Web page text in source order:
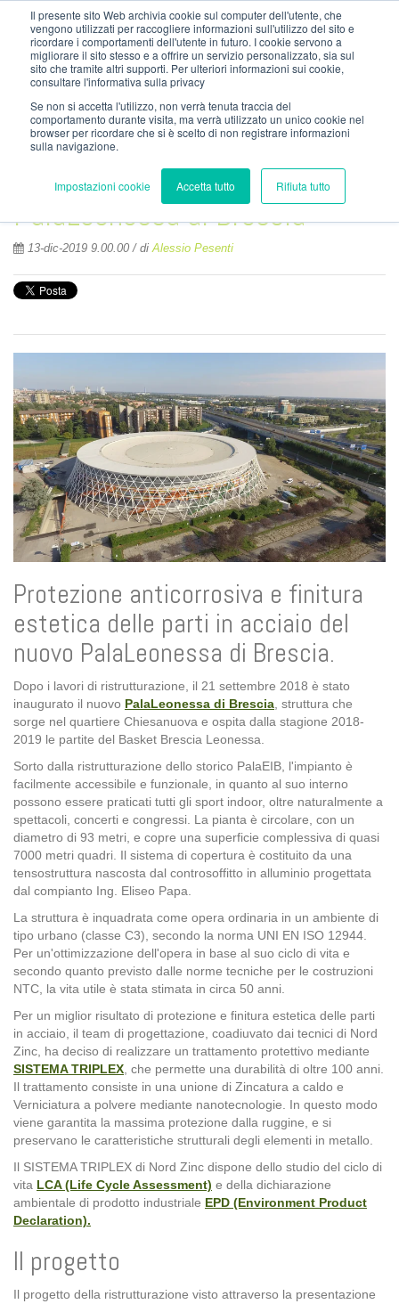
Il presente sito Web archivia cookie sul computer dell'utente, che
vengono utilizzati per raccogliere informazioni sull'utilizzo del sito e
ricordare i comportamenti dell'utente in futuro. I cookie servono a
migliorare il sito stesso e a offrire un servizio personalizzato, sia sul
sito che tramite altri supporti. Per ulteriori informazioni sui cookie,
consultare l'informativa sulla privacy
Se non si accetta l'utilizzo, non verrà tenuta traccia del
comportamento durante visita, ma verrà utilizzato un unico cookie nel
browser per ricordare che si è scelto di non registrare informazioni
sulla navigazione.
Impostazioni cookie Accetta tutto Rifiuta tutto
info@nordzinc.com T. (+39) 030.99.26.000
PalaLeonessa di Brescia
13-dic-2019 9.00.00 / diAlessio Pesenti
Protezione anticorrosiva e finitura
estetica delle parti in acciaio del
nuovo PalaLeonessa di Brescia.
Dopo i lavori di ristrutturazione, il 21 settembre 2018 è stato
inaugurato il nuovo PalaLeonessa di Brescia , struttura che
sorge nel quartiere Chiesanuova e ospita dalla stagione 2018-
2019 le partite del Basket Brescia Leonessa.
Sorto dalla ristrutturazione dello storico PalaEIB, l'impianto è
facilmente accessibile e funzionale, in quanto al suo interno
possono essere praticati tutti gli sport indoor, oltre naturalmente a
spettacoli, concerti e congressi. La pianta è circolare, con un
diametro di 93 metri, e copre una superficie complessiva di quasi
7000 metri quadri. Il sistema di copertura è costituito da una
tensostruttura nascosta dal controsoffitto in alluminio progettata
dal compianto Ing. Eliseo Papa.
La struttura è inquadrata come opera ordinaria in un ambiente di
tipo urbano (classe C3), secondo la norma UNI EN ISO 12944.
Per un'ottimizzazione dell'opera in base al suo ciclo di vita e
secondo quanto previsto dalle norme tecniche per le costruzioni
NTC, la vita utile è stata stimata in circa 50 anni.
Per un miglior risultato di protezione e finitura estetica delle parti
in acciaio, il team di progettazione, coadiuvato dai tecnici di Nord
Zinc, ha deciso di realizzare un trattamento protettivo mediante
SISTEMA TRIPLEX , che permette una durabilità di oltre 100 anni.
Il trattamento consiste in una unione di Zincatura a caldo e
Verniciatura a polvere mediante nanotecnologie. In questo modo
viene garantita la massima protezione dalla ruggine, e si
preservano le caratteristiche strutturali degli elementi in metallo.
Il SISTEMA TRIPLEX di Nord Zinc dispone dello studio del ciclo di
vita LCA (Life Cycle Assessment) e della dichiarazione
ambientale di prodotto industriale EPD (Environment Product
Declaration).
Il progetto
Il progetto della ristrutturazione visto attraverso la presentazione